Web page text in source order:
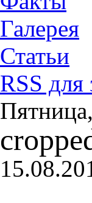
Галерея
Статьи
RSS для